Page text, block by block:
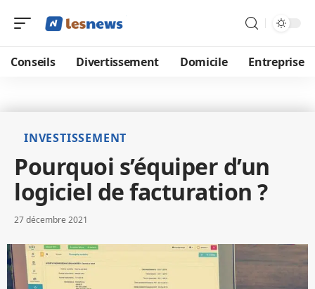
Conseils Divertissement Domicile Entreprise
INVESTISSEMENT
Pourquoi s’équiper d’un
logiciel de facturation ?
27 décembre 2021